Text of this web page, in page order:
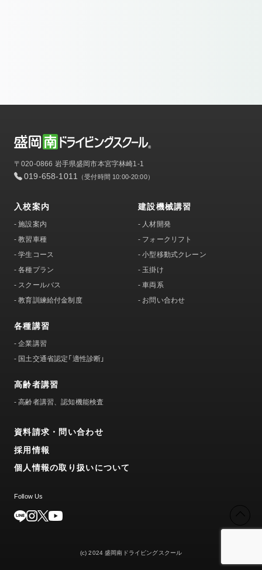
〒020-0866 岩手県盛岡市本宮字林崎1-1
019-658-1011 （受付時間 10:00-20:00）
入校案内
-施設案内
-教習車種
-学生コース
-各種プラン
- スクールバス
-教育訓練給付金制度
各種講習
-企業講習
- 国土交通省認定「適性診断」
高齢者講習
-高齢者講習、認知機能検査
建設機械講習
- 人材開発
- フォークリフト
-小型移動式クレーン
- 玉掛け
-車両系
- お問い合わせ
資料請求・問い合わせ
採用情報
個人情報の取り扱いについて
Follow Us
(c) 2024 盛岡南ドライビングスクール